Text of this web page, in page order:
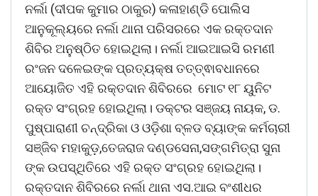
ନର୍ଲା (ଦୀପକ କୁମାର ଠାକୁର) କଳାହାଣ୍ଡି ପୋଲିସ
ଆନୁକୂଲ୍ୟରେ ନର୍ଲା ଥାନା ପରିସରରେ ଏକ ରକ୍ତଦାନ
ଶିବିର ଅନୁଷ୍ଠିତ ହୋଇଥିଲା। ନର୍ଲା ଆଇଆଇସି ରମଣୀ
ରଂଜନ ଦଳେଇଙ୍କ ପ୍ରତ୍ୟକ୍ଷ ତତ୍ତ୍ଵାବଧାନରେ
ଆୟୋଜିତ ଏହି ରକ୍ତଦାନ ଶିବିରରେ ମୋଟ ୧୮ ୟୁନିଟ
ରକ୍ତ ସଂଗ୍ରହ ହୋଇଥିଲା। ଡକ୍ଟର ସଞ୍ଜୟ ନାୟକ, ଡ.
ପୁଷ୍ପାରାଣୀ ଚନ୍ଦ୍ରିକା ଓ ଓଡ଼ିଶା ବ୍ଳଡ ବ୍ୟାଙ୍କ କର୍ମଚାରୀ
ସଞ୍ଜିବ ମହାକୁଡ଼,ତେଜରାଜ ଦଣ୍ଡସେନା,ସଙ୍ଗମିତ୍ରା ସୁନା
ଙ୍କ ଉପସ୍ଥିତିରେ ଏହି ରକ୍ତ ସଂଗ୍ରହ ହୋଇଥିଲା।
ରକ୍ତଦାନ ଶିବିରରେ ନର୍ଲା ଥାନା ଏସ.ଆଇ ବଂଶୀଧର